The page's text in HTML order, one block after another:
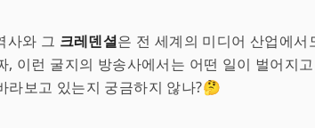
사와 그 크레덴셜은 전 세계의 미디어 산업에
, 이런 굴지의 방송사에서는 어떤 일이 벌어지
라보고 있는지 궁금하지 않나?🤔